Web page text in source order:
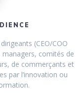
(CEO/COO
managers, comités de
de commerçants et
par l’innovation ou